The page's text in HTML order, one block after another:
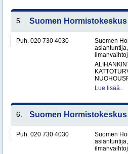
5. Suomen Hormistokeskus
Puh. 020 730 4030
Suomen
Lue lisää..
6. Suomen Hormistokeskus
Puh. 020 730 4030
Suomen